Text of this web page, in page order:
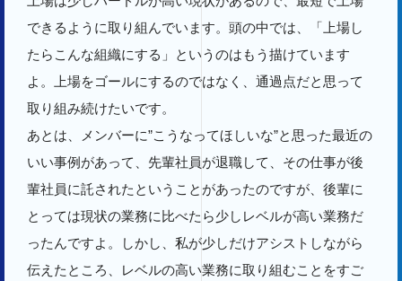
できるように取り組んでいます。頭の中では、「上場し
たらこんな組織にする」というのはもう描けています
よ。上場をゴールにするのではなく、通過点だと思って
取り組み続けたいです。
あとは、メンバーに”こうなってほしいな”と思った最近の
いい事例があって、先輩社員が退職して、その仕事が後
輩社員に託されたということがあったのですが、後輩に
とっては現状の業務に比べたら少しレベルが高い業務だ
ったんですよ。しかし、私が少しだけアシストしながら
伝えたところ、レベルの高い業務に取り組むことをすご